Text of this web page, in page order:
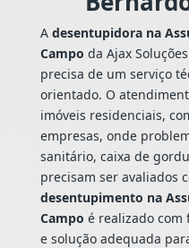
A desentupidora na
Campo da Ajax
precisa de um serviço
orientado. O
imóveis residenciais,
empresas, onde
sanitário, caixa de
precisam ser avaliados
desentupimento na
Campo é realizado com
e solução adequada